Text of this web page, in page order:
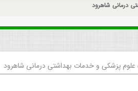
درمانی شاهرود
علوم پزشکی و خدمات بهداشتی درمانی شاهرود